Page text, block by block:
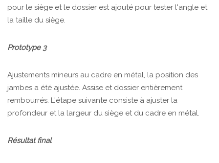
pour le siège et le dossier est ajouté pour tester l'angle et
la taille du siège.
Prototype 3
Ajustements mineurs au cadre en métal, la position des
jambes a été ajustée. Assise et dossier entièrement
rembourrés. L'étape suivante consiste à ajuster la
profondeur et la largeur du siège et du cadre en métal.
Résultat final